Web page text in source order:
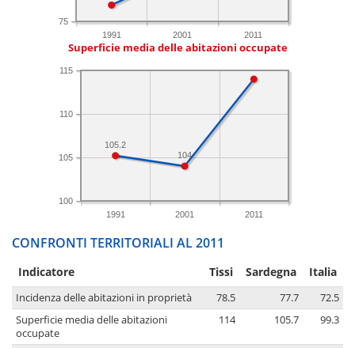
1991 2001 2011
75
Superficie media delle abitazioni occupate
1991 2001 2011
100
105
110
115
104
105.2
CONFRONTI TERRITORIALI AL 2011
Indicatore Tissi Sardegna Italia
Incidenza delle abitazioni in proprietà 78.5 77.7
72.5
Superficie media delle abitazioni
occupate
114 105.7 99.3